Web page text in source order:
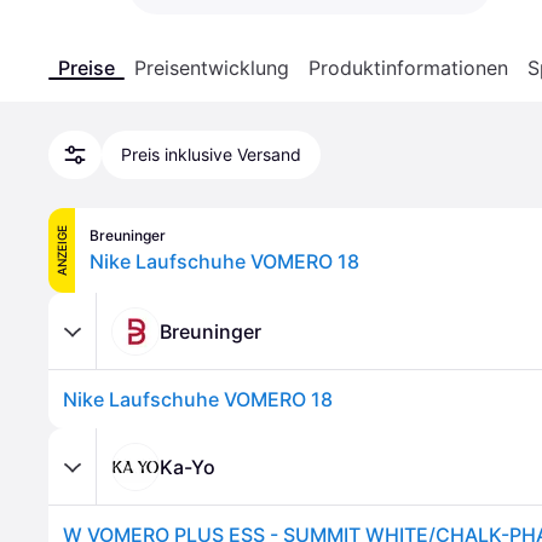
Preise Preisentwicklung Produktinformationen
Preis inklusive Versand
ANZEIGE Breuninger
Nike Laufschuhe VOMERO 18
Breuninger
Nike Laufschuhe VOMERO 18
Ka-Yo